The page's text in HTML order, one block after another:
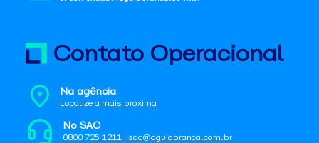
Contato Operacional
Na agência
Localize a mais próxima
No SAC
0800 725 1211 | sac@aguiabranca.com.br